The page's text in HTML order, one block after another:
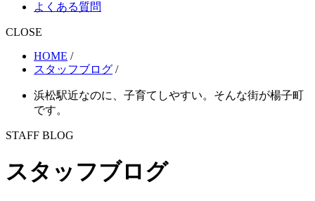
よくある質問
CLOSE
HOME /
スタッフブログ /
浜松駅近なのに、子育てしやすい。そんな街が楊子町
です。
STAFF BLOG
スタッフブログ